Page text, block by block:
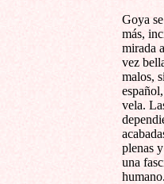
Goya
más,
mirada
vez
malos,
vela.
plenas
una
humano.